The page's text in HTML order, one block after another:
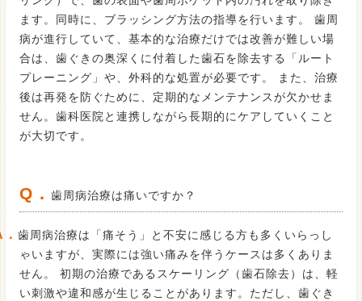
ます。同時に、ブラッシング方法の指導を行います。 歯周
病が進行していて、基本的な治療だけでは改善が難しい場
合は、歯ぐきの奥深くに付着した歯石を除去する「ルート
プレーニング」や、外科的な処置が必要です。 また、治療
後は再発を防ぐために、定期的なメンテナンスが欠かせま
せん。歯科医院と連携しながら長期的にケアしていくこと
が大切です。
Q．歯周病治療は痛いですか？
．歯周病治療は「痛そう」と不安に感じる方も多くいらっし
ゃいますが、実際には強い痛みを伴うケースは多くありま
せん。 初期の治療であるスケーリング（歯石除去）は、軽
い刺激や違和感が生じることがあります。ただし、歯ぐき